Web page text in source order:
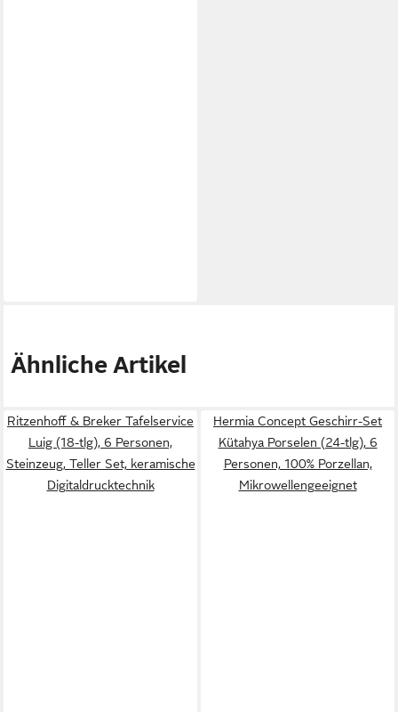
Ähnliche Artikel
Ritzenhoff & Breker Tafelservice
Luig (18-tlg), 6 Personen,
Steinzeug, Teller Set, keramische
Digitaldrucktechnik
Hermia Concept Geschirr-Set
Kütahya Porselen (24-tlg), 6
Personen, 100% Porzellan,
Mikrowellengeeignet